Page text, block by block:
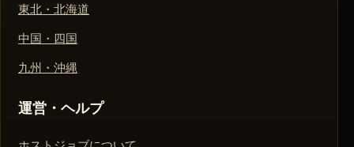
東北・北海道
中国・四国
九州・沖縄
運営・ヘルプ